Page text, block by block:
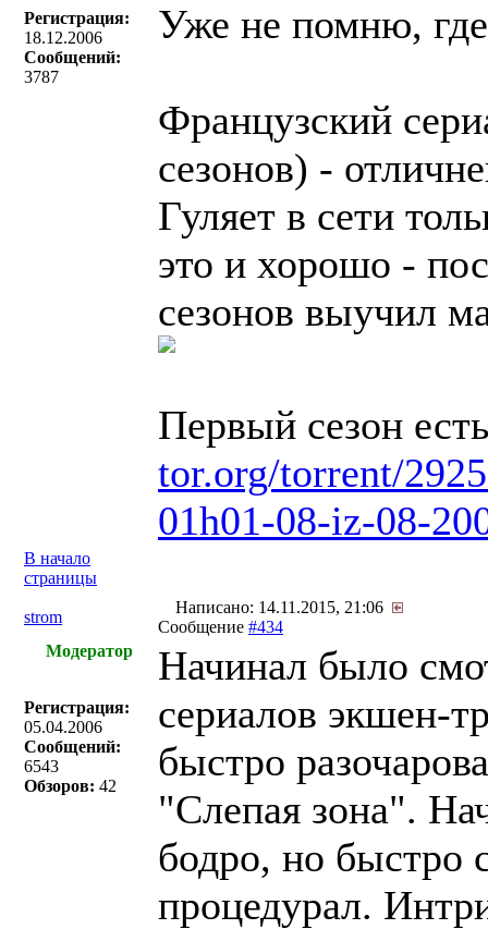
Регистрация:
18.12.2006
Сообщений:
3787
Уже не помню, где
Французский
сезонов) -
Гуляет в сети
это и хорошо -
сезонов выучил
Первый сезон
tor.org/torrent/
01h01-08-iz-08-
В начало
страницы
strom
Написано: 14.11.2015, 21:06
Сообщение #434
Модератор
Регистрация:
05.04.2006
Сообщений:
6543
Обзоров: 42
Начинал было
сериалов экшен-
быстро
"Слепая зона".
бодро, но быстро
процедурал.